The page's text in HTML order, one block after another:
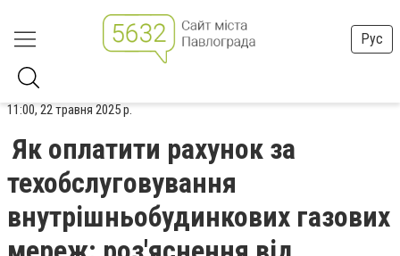
Рус
11:00, 22 травня 2025 р.
Як оплатити рахунок за
техобслуговування
внутрішньобудинкових газових